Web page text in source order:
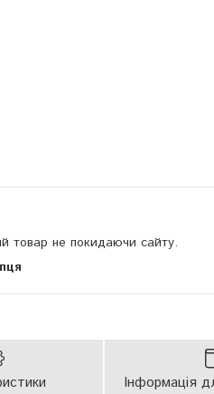
товар не покидаючи сайту.
Інформація